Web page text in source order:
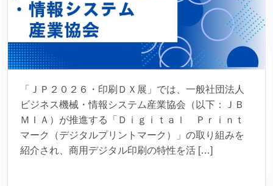
「ＪＰ２０２６・印刷ＤＸ展」では、一般社団法人
ビジネス機械・情報システム産業協会（以下：ＪＢ
ＭＩＡ）が推進する「Ｄｉｇｉｔａｌ Ｐｒｉｎｔ
マーク（デジタルプリントマーク）」の取り組みを
紹介され、商用デジタル印刷の特性を活 […]